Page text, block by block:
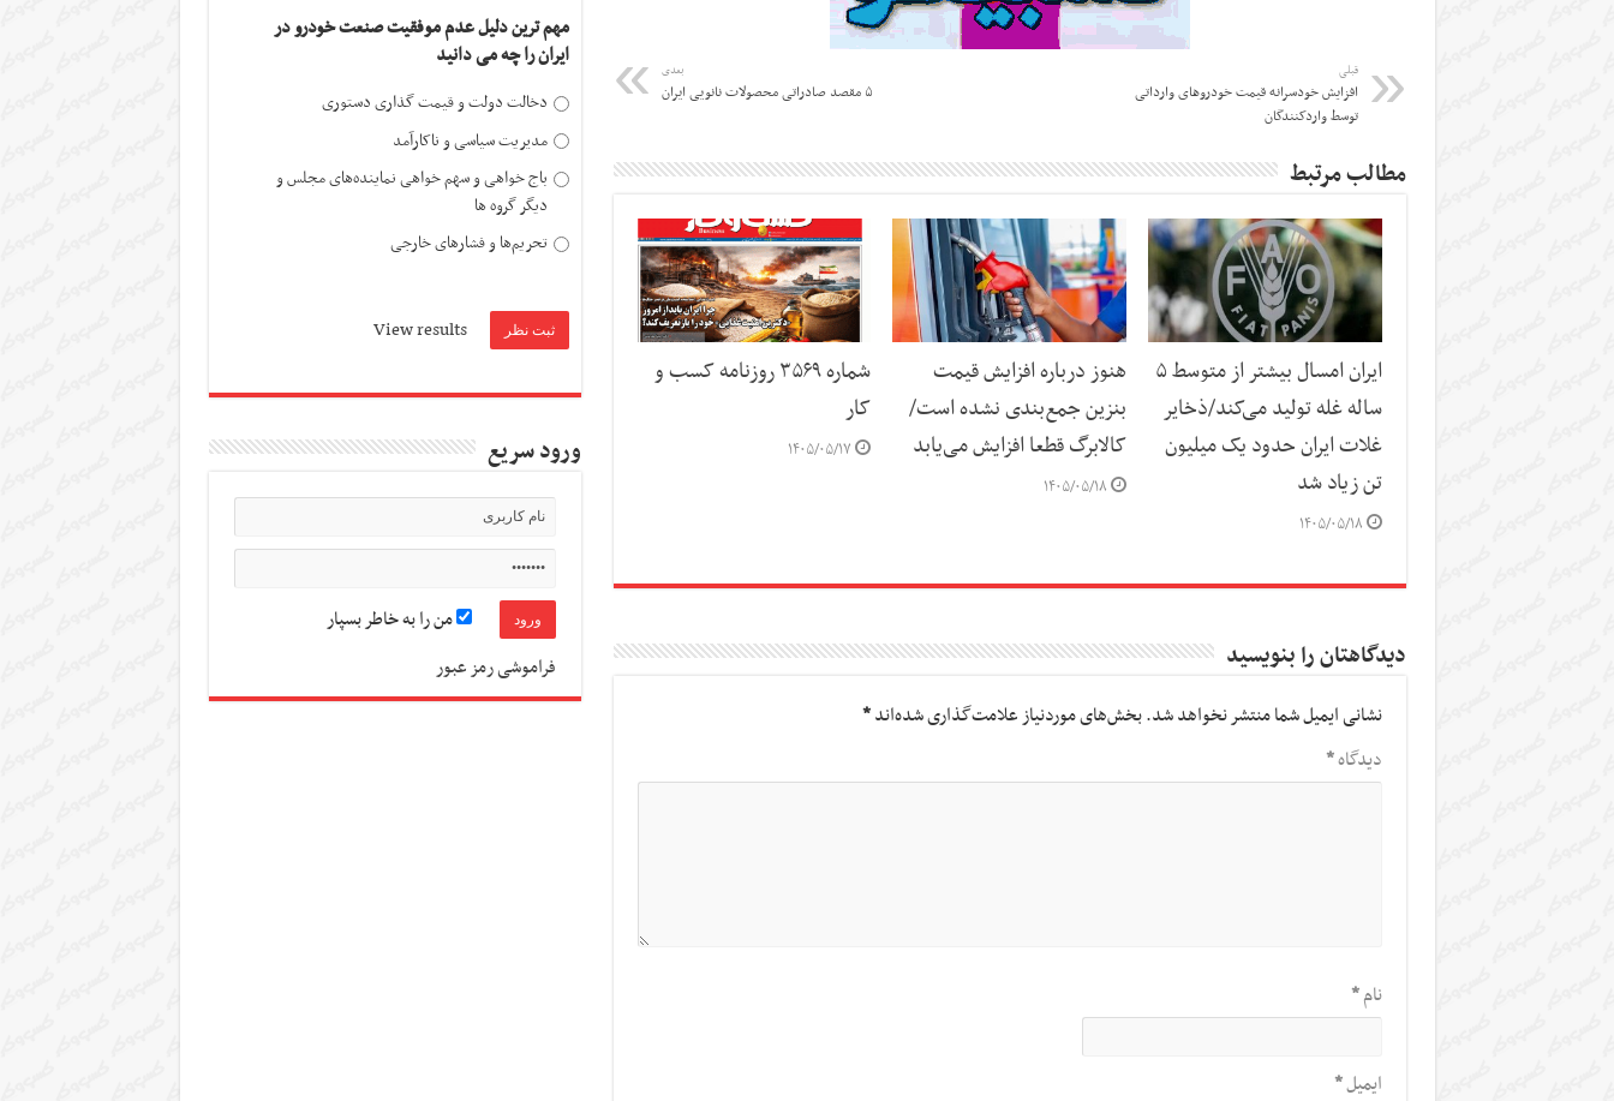
قبلی
افزایش خودسرانه قیمت خودروهای وارداتی
توسط واردکنندگان
بعدی
۵ مقصد صادراتی محصولات نانویی ایران
مطالب مرتبط
ایران امسال بیشتر از متوسط ۵
ساله غله تولید می‌کند/ذخایر
غلات ایران حدود یک میلیون
تن زیاد شد
۱۴۰۵/۰۵/۱۸
هنوز درباره افزایش قیمت
بنزین جمع‌بندی نشده است/
کالابرگ قطعا افزایش می‌یابد
۱۴۰۵/۰۵/۱۸
شماره ۳۵۶۹ روزنامه کسب و
کار
۱۴۰۵/۰۵/۱۷
دیدگاهتان را بنویسید
نشانی ایمیل شما منتشر نخواهد شد.بخش‌های موردنیاز علامت‌گذاری شده‌اند*
دیدگاه*
نام*
ایمیل*
مهم ترین دلیل عدم موفقیت صنعت خودرو در
ایران را چه می دانید
دخالت دولت و قیمت گذاری دستوری
مدیریت سیاسی و ناکارآمد
باج خواهی و سهم خواهی نماینده‌های مجلس و
دیگر گروه ها
تحریم‌ها و فشارهای خارجی
View results
ورود سریع
من را به خاطر بسپار
فراموشی رمز عبور